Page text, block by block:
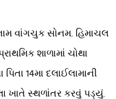
વાંગચુક સોનમ. હિમાચલ
શાળામાં ચોથા
14મા દલાઈલામાની
ખાતે સ્થળાંતર કરવું પડ્યું.